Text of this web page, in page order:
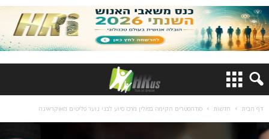
דף הבית חדשות סודהסטרים הקימה בפולין מרכז סיוע לבני נוער פליטים מאוקראינה